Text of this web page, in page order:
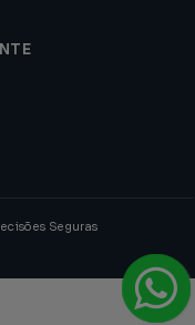
Seguras